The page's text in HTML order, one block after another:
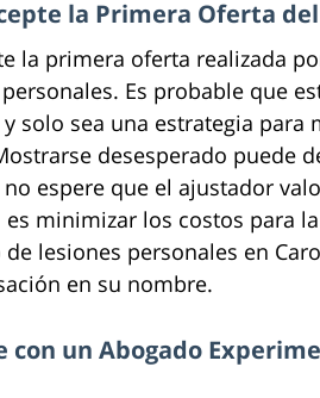
la Primera Oferta
la primera oferta realizada
Es probable que
solo sea una estrategia
desesperado puede
no espere que el ajustador
minimizar los costos para
de lesiones personales en
en su nombre.
con un Abogado